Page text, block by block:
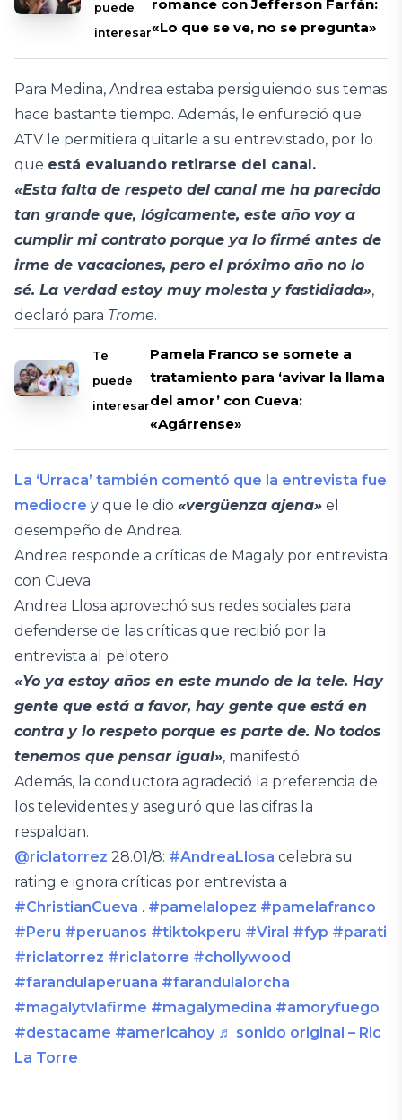
puede
interesar
romance con Jefferson Farfán:
«Lo que se ve, no se pregunta»
Para Medina, Andrea estaba persiguiendo sus temas
hace bastante tiempo. Además, le enfureció que
ATV le permitiera quitarle a su entrevistado, por lo
que está evaluando retirarse del canal.
«Esta falta de respeto del canal me ha parecido
tan grande que, lógicamente, este año voy a
cumplir mi contrato porque ya lo firmé antes de
irme de vacaciones, pero el próximo año no lo
sé. La verdad estoy muy molesta y fastidiada»,
declaró para Trome.
Te
puede
interesar
Pamela Franco se somete a
tratamiento para ‘avivar la llama
del amor’ con Cueva:
«Agárrense»
La ‘Urraca’ también comentó que la entrevista fue
mediocre y que le dio «vergüenza ajena» el
desempeño de Andrea.
Andrea responde a críticas de Magaly por entrevista
con Cueva
Andrea Llosa aprovechó sus redes sociales para
defenderse de las críticas que recibió por la
entrevista al pelotero.
«Yo ya estoy años en este mundo de la tele. Hay
gente que está a favor, hay gente que está en
contra y lo respeto porque es parte de. No todos
tenemos que pensar igual», manifestó.
Además, la conductora agradeció la preferencia de
los televidentes y aseguró que las cifras la
respaldan.
@riclatorrez 28.01/8: #AndreaLlosa celebra su
rating e ignora críticas por entrevista a
#ChristianCueva . #pamelalopez #pamelafranco
#Peru #peruanos #tiktokperu #Viral #fyp #parati
#riclatorrez #riclatorre #chollywood
#farandulaperuana #farandulalorcha
#magalytvlafirme #magalymedina #amoryfuego
#destacame #americahoy ♬ sonido original – Ric
La Torre